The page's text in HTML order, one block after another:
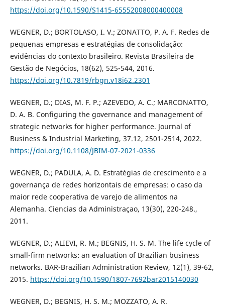
https://doi.org/10.1590/S1415-65552008000400008
WEGNER, D.; BORTOLASO, I. V.; ZONATTO, P. A. F. Redes de
pequenas empresas e estratégias de consolidação:
evidências do contexto brasileiro. Revista Brasileira de
Gestão de Negócios, 18(62), 525-544, 2016.
https://doi.org/10.7819/rbgn.v18i62.2301
WEGNER, D.; DIAS, M. F. P.; AZEVEDO, A. C.; MARCONATTO,
D. A. B. Configuring the governance and management of
strategic networks for higher performance. Journal of
Business & Industrial Marketing, 37.12, 2501-2514, 2022.
https://doi.org/10.1108/JBIM-07-2021-0336
WEGNER, D.; PADULA, A. D. Estratégias de crescimento e a
governança de redes horizontais de empresas: o caso da
maior rede cooperativa de varejo de alimentos na
Alemanha. Ciencias da Administraçao, 13(30), 220-248.,
2011.
WEGNER, D.; ALIEVI, R. M.; BEGNIS, H. S. M. The life cycle of
small-firm networks: an evaluation of Brazilian business
networks. BAR-Brazilian Administration Review, 12(1), 39-62,
2015. https://doi.org/10.1590/1807-7692bar2015140030
WEGNER, D.; BEGNIS, H. S. M.; MOZZATO, A. R.